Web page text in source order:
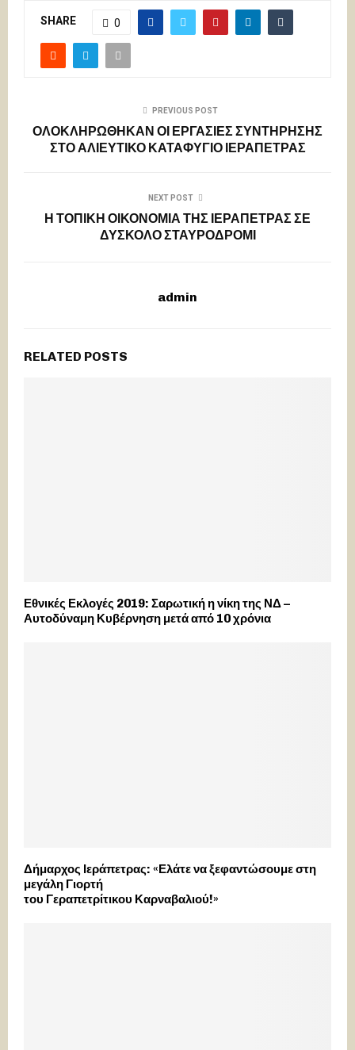
SHARE 0
PREVIOUS POST
ΟΛΟΚΛΗΡΩΘΗΚΑΝ ΟΙ ΕΡΓΑΣΙΕΣ ΣΥΝΤΗΡΗΣΗΣ
ΣΤΟ ΑΛΙΕΥΤΙΚΟ ΚΑΤΑΦΥΓΙΟ ΙΕΡΑΠΕΤΡΑΣ
NEXT POST
Η ΤΟΠΙΚΗ ΟΙΚΟΝΟΜΙΑ ΤΗΣ ΙΕΡΑΠΕΤΡΑΣ ΣΕ
ΔΥΣΚΟΛΟ ΣΤΑΥΡΟΔΡΟΜΙ
admin
RELATED POSTS
Εθνικές Εκλογές 2019: Σαρωτική η νίκη της ΝΔ –
Αυτοδύναμη Κυβέρνηση μετά από 10 χρόνια
Δήμαρχος Ιεράπετρας: «Ελάτε να ξεφαντώσουμε στη
μεγάλη Γιορτή
του Γεραπετρίτικου Καρναβαλιού!»